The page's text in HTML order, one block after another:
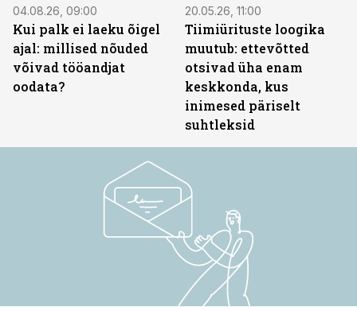
04.08.26, 09:00
Kui palk ei laeku õigel
ajal: millised nõuded
võivad tööandjat
oodata?
20.05.26, 11:00
Tiimiürituste loogika
muutub: ettevõtted
otsivad üha enam
keskkonda, kus
inimesed päriselt
suhtleksid